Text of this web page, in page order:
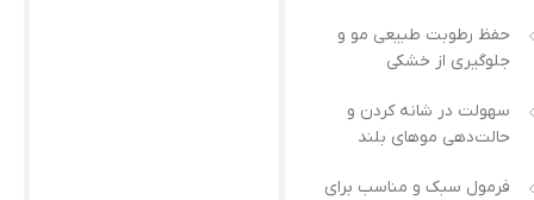
حفظ رطوبت طبیعی مو و
جلوگیری از خشکی
سهولت در شانه کردن و
حالت‌دهی موهای بلند
فرمول سبک و مناسب برای